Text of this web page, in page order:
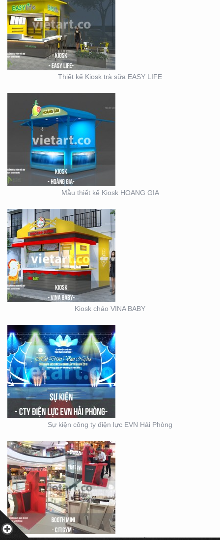
Thiết kế Kiosk trà sữa EASY LIFE
MẪU THIẾT KẾ KIOSK
HOANG GIA
Mẫu thiết kế Kiosk HOANG GIA
KIOSK CHÁO VINA BABY
Kiosk cháo VINA BABY
SỰ KIỆN CÔNG TY ĐIỆN
LỰC EVN HẢI PHÒNG
Sự kiện công ty điện lực EVN Hải Phòng
BOOTH BÁN HÀNG MINI
– THIẾT KẾ SẢN XUẤT
MẪU BOOTH CITIGYM –
THIẾT KẾ THI CÔNG
MẪU GIAN KITCHEN
KONCEPT